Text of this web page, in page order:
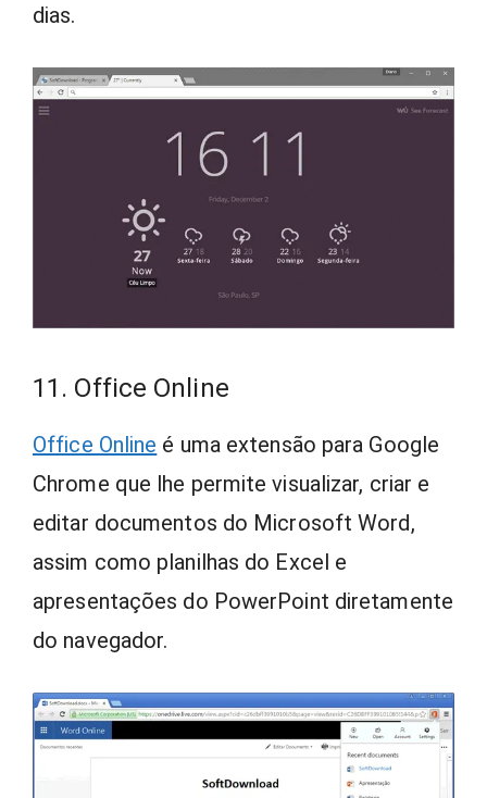
dias.
11. Office Online
Office Online é uma extensão para Google
Chrome que lhe permite visualizar, criar e
editar documentos do Microsoft Word,
assim como planilhas do Excel e
apresentações do PowerPoint diretamente
do navegador.